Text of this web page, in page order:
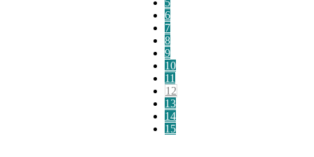
6
7
8
9
10
11
12
13
14
15